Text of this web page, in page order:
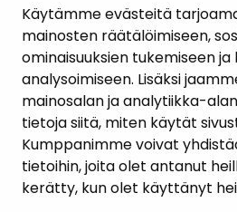
Käytämme evästeitä
mainosten räätälöimiseen,
ominaisuuksien tukemiseen
analysoimiseen. Lisäksi
mainosalan ja analytiikka-
tietoja siitä, miten käytät
Kumppanimme voivat
tietoihin, joita olet antanut
kerätty, kun olet käyttänyt